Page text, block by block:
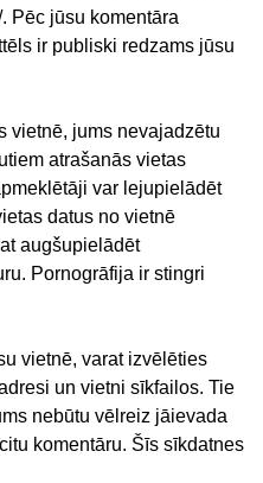
Pēc jūsu komentāra
ir publiski redzams jūsu
vietnē, jums nevajadzētu
atrašanās vietas
var lejupielādēt
datus no vietnē
augšupielādēt
Pornogrāfija ir stingri
vietnē, varat izvēlēties
un vietni sīkfailos. Tie
nebūtu vēlreiz jāievada
komentāru. Šīs sīkdatnes